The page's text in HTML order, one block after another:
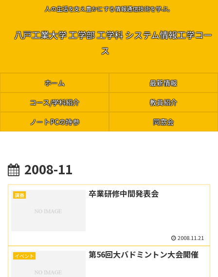
人の生活を支え豊かにする情報通信技術を学ぶ。
八戸工業大学 工学部 工学科 システム情報工学コー
ス
ホーム
最新情報
コース/学科紹介
教員紹介
ノートPCの持参
同窓会
2008-11
講義 卒業研修中間発表会
2008.11.21
イベント 第56回大バドミントン大会開催